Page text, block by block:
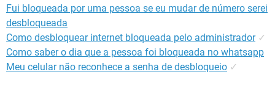
Fui bloqueada por uma pessoa se eu mudar de número serei
desbloqueada
Como desbloquear internet bloqueada pelo administrador ✓
Como saber o dia que a pessoa foi bloqueada no whatsapp
Meu celular não reconhece a senha de desbloqueio ✓